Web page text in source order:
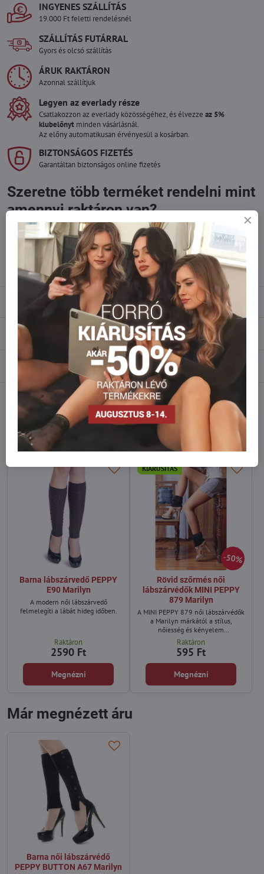
INGYENES SZÁLLÍTÁS
19.000 Ft feletti rendelésnél
SZÁLLÍTÁS FUTÁRRAL
Gyors és olcsó szállítás
ÁRUK RAKTÁRON
Azonnal szállítjuk
Legyen az everlady része
Csatlakozzon az everlady közösségéhez, és élvezze az 5%
klubelőnyt minden vásárlásnál.
Az előny automatikusan érvényesül a kosárban.
BIZTONSÁGOS FIZETÉS
Garantáltan biztonságos online fizetés
Szeretne több terméket rendelni mint
amennyi raktáron van?
Ne habozzon kapcsolatba lépni velünk, raktárra szállítjuk az árut!
info​@everlady​.eu
Vélemények
Fórum
FacebookTwitter BlueskyPinterestReddit LinkedIn WhatsApp
mail
Hasonló modellek
Barna lábszárvedő PEPPY
E90 Marilyn
A modern női lábszárvedő
felmelegíti a lábát hideg időben.
Raktáron
2590 Ft
Megnézni
50%
KIÁRUSÍTÁS
Rövid szőrmés női
lábszárvédők MINI PEPPY
879 Marilyn
A MINI PEPPY 879 női lábszárvédők
a Marilyn márkától a stílus,
nőiesség és kényelem
megtestesítői.
Raktáron
595 Ft
Megnézni
Már megnézett áru
Barna női lábszárvédő
PEPPY BUTTON A67 Marilyn